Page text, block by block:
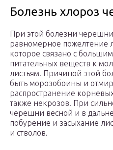
Болезнь хлороз
При этой болезни
равномерное пожелтение
которое связано с
питательных веществ к
листьям. Причиной этой
быть морозобоины и
распространение
также некрозов. При
черешни весной и в
побурение и засыхание
и стволов.